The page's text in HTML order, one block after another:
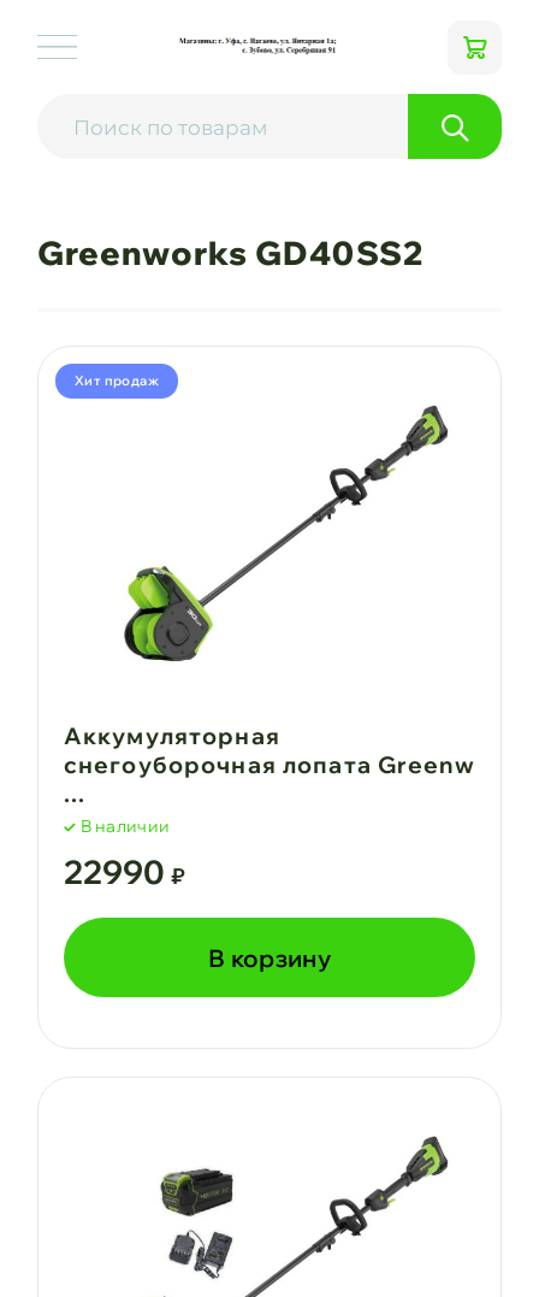
Greenworks GD40SS2
Хит продаж
Аккумуляторная
снегоуборочная лопата Greenw
...
В наличии
22990 ₽
В корзину